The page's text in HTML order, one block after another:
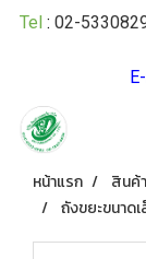
Tel : 02-
หน้าแรก สินค้
ถังขยะขนาด